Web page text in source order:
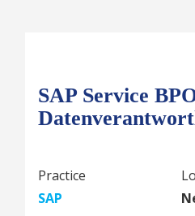
SAP Service
Practice
SAP